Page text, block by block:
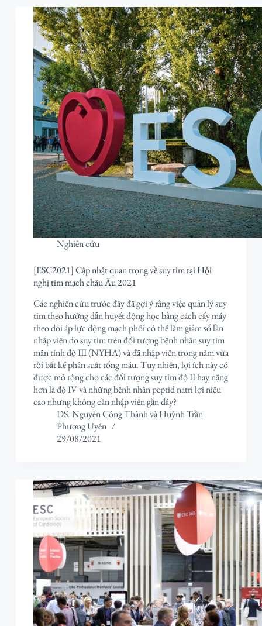
Nghiên cứu
[ESC2021] Cập nhật quan trọng về suy tim tại Hội
nghị tim mạch châu Âu 2021
Các nghiên cứu trước đây đã gợi ý rằng việc quản lý suy
tim theo hướng dẫn huyết động học bằng cách cấy máy
theo dõi áp lực động mạch phổi có thể làm giảm số lần
nhập viện do suy tim trên đối tượng bệnh nhân suy tim
mãn tính độ III (NYHA) và đã nhập viên trong năm vừa
rồi bất kể phân suất tống máu. Tuy nhiên, lợi ích này có
được mở rộng cho các đối tượng suy tim độ II hay nặng
hơn là độ IV và những bệnh nhân peptid natri lợi niệu
cao nhưng không cần nhập viên gần đây?
DS. Nguyễn Công ThànhvàHuỳnh Trần
Phương Uyên
29/08/2021